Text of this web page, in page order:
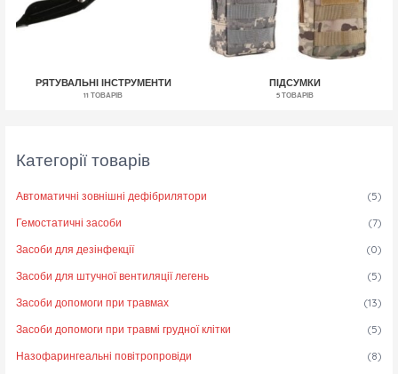
РЯТУВАЛЬНІ ІНСТРУМЕНТИ
11 ТОВАРІВ
ПІДСУМКИ
5 ТОВАРІВ
Категорії товарів
Автоматичні зовнішні дефібрилятори
(5)
Гемостатичні засоби
(7)
Засоби для дезінфекції
(0)
Засоби для штучної вентиляції легень
(5)
Засоби допомоги при травмах
(13)
Засоби допомоги при травмі грудної клітки
(5)
Назофарингеальні повітропровіди
(8)